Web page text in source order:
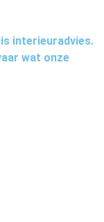
interieuradvies.
wat onze